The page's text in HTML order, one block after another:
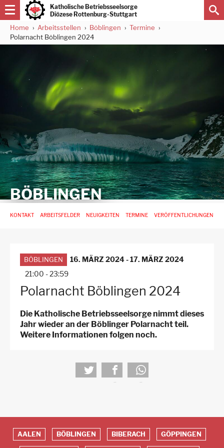
Direkt
zum
Inhalt
Katholische Betriebsseelsorge
Diözese Rottenburg-Stuttgart
Pfadnavigation
Home Arbeitsstellen Böblingen
Termine
Polarnacht Böblingen 2024
BÖBLINGEN
Hauptnavigation
KONTAKT ARBEITSFELDER NEUIGKEITEN TERMINE VERÖFFENTLICHUNGEN
BÖBLINGEN 16. MÄRZ 2024-17. MÄRZ 2024
21:00 -23:59
Polarnacht Böblingen 2024
Die Katholische Betriebsseelsorge nimmt dieses
Jahr wieder an der Böblinger Polarnacht teil.
Weitere Informationen folgen noch.
teilen teilen
Red
AALEN BÖBLINGEN BIBERACH GÖPPINGEN